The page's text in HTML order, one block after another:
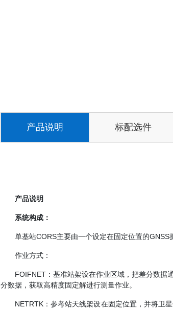
产品说明 标配选件
产品说明
系统构成：
单基站CORS主要由一个设定在固定位置的
作业方式：
FOIFNET：基准站架设在作业区域，把差分数据
分数据，获取高精度固定解进行测量作业。
NETRTK：参考站天线架设在固定位置，并将卫